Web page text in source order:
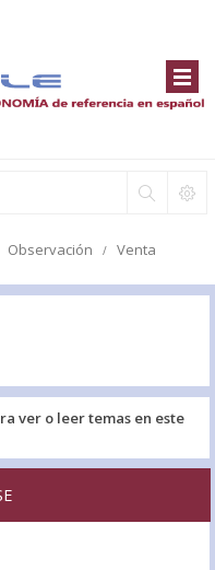
Venta
ver o leer temas en este